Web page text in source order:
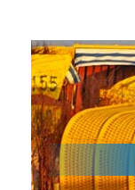
Nur 800 Meter
und dem
abseits des
Nordseeluft,